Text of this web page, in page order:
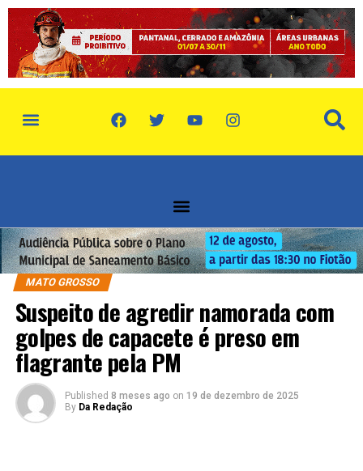
MATO GROSSO
Suspeito de agredir namorada com
golpes de capacete é preso em
flagrante pela PM
Published 8 meses ago on 19 de dezembro de 2025
By Da Redação